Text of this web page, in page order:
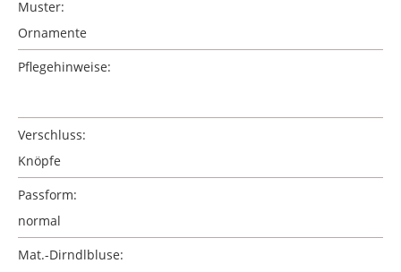
Muster:
Ornamente
Pflegehinweise:
Verschluss:
Knöpfe
Passform:
normal
Mat.-Dirndlbluse: